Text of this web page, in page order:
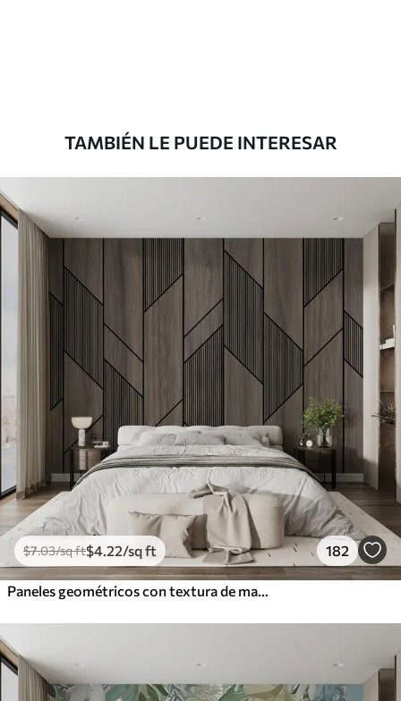
Peel and Stick
12.77$7.66/sq ft
TAMBIÉN LE PUEDE INTERESAR
$7.03/sq ft$4 .22/sq ft 182